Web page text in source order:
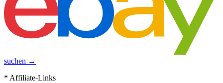
suchen →
* Affiliate-Links